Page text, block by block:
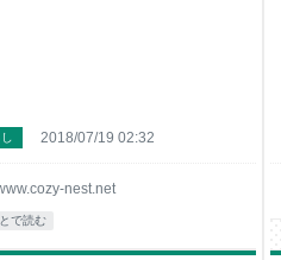
nest.net
2018/07/19 02:32
で読む